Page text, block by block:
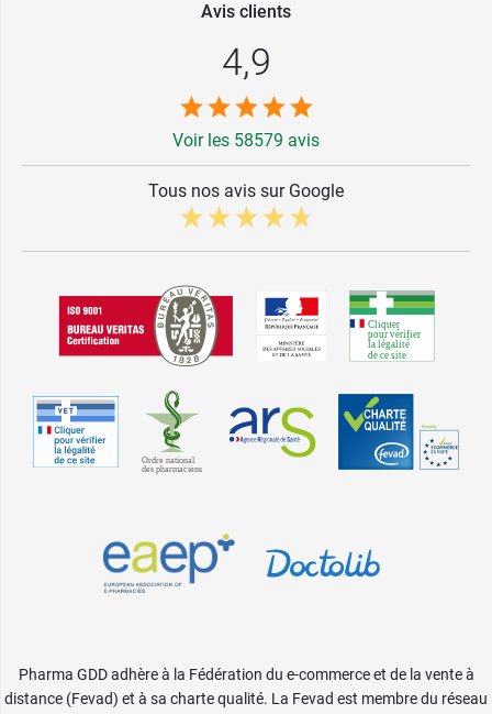
Avis clients
4,9
Voir les 58579 avis
Tous nos avis sur Google
Pharma GDD adhère à la Fédération du e-commerce et de la vente à
distance (Fevad) et à sa charte qualité. La Fevad est membre du réseau